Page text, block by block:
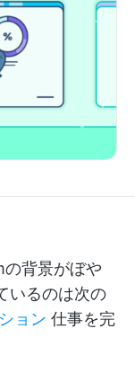
背景がぼや
いるのは次の
ョン 仕事を完